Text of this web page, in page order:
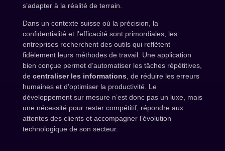
s’adapter à la réalité de terrain.
Dans un contexte suisse où la précision, la
confidentialité et l’efficacité sont primordiales, les
entreprises recherchent des outils qui reflètent
fidèlement leurs méthodes de travail. Une application
bien conçue permet d’automatiser les tâches répétitives,
de centraliser les informations , de réduire les erreurs
humaines et d’optimiser la productivité. Le
développement sur mesure n’est donc pas un luxe, mais
une nécessité pour rester compétitif, répondre aux
attentes des clients et accompagner l’évolution
technologique de son secteur.